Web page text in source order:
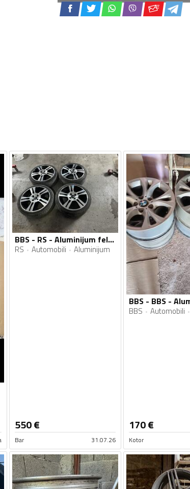
BBS - RS - Aluminijum felne
RS Automobili Aluminijum
550€
Bar 31.07.26
BBS Automobili
170€
Kotor